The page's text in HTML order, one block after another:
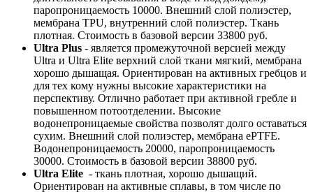
паропроницаемость 10000. Внешний слой полиэстер,
мембрана TPU, внутренний слой полиэстер. Ткань
плотная. Стоимость в базовой версии 33800 руб.
Ultra Plus - является промежуточной версией между
Ultra и Ultra Elite верхний слой ткани мягкий, мембрана
хорошо дышащая. Ориентирован на активных гребцов и
для тех кому нужны высокие характеристики на
перспективу. Отлично работает при активной гребле и
повышенном потоотделении. Высокие
водонепроницаемые свойства позволят долго оставаться
сухим. Внешний слой полиэстер, мембрана ePTFE.
Водонепроницаемость 20000, паропроницаемость
30000. Стоимость в базовой версии 38800 руб.
Ultra Elite - ткань плотная, хорошо дышащий.
Ориентирован на активные сплавы, в том числе по